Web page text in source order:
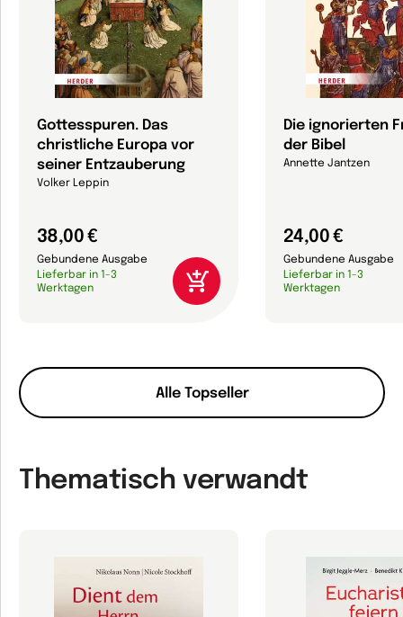
Alle Topseller
Gottesspuren. Das
christliche Europa vor
seiner Entzauberung
Volker Leppin
38,00 €
Gebundene Ausgabe
Lieferbar in 1-3
Werktagen
Die ignorierten
der Bibel
Annette Jantzen
24,00 €
Gebundene Ausgabe
Lieferbar in 1-3
Werktagen
Thematisch verwandt